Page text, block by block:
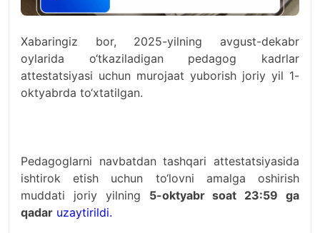
Xabaringiz bor, 2025-yilning avgust-dekabr
oylarida o‘tkaziladigan pedagog kadrlar
attestatsiyasi uchun murojaat yuborish joriy yil 1-
oktyabrda to‘xtatilgan.
Pedagoglarni navbatdan tashqari attestatsiyasida
ishtirok etish uchun to‘lovni amalga oshirish
muddati joriy yilning 5-oktyabr soat 23:59 ga
qadar uzaytirildi.